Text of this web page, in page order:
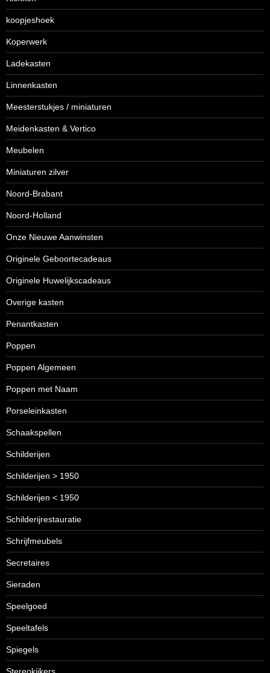
koopjeshoek
Koperwerk
Ladekasten
Linnenkasten
Meesterstukjes / miniaturen
Meidenkasten & Vertico
Meubelen
Miniaturen zilver
Noord-Brabant
Noord-Holland
Onze Nieuwe Aanwinsten
Originele Geboortecadeaus
Originele Huwelijkscadeaus
Overige kasten
Penantkasten
Poppen
Poppen Algemeen
Poppen met Naam
Porseleinkasten
Schaakspellen
Schilderijen
Schilderijen > 1950
Schilderijen < 1950
Schilderijrestauratie
Schrijfmeubels
Secretaires
Sieraden
Speelgoed
Speeltafels
Spiegels
Stereokijkers